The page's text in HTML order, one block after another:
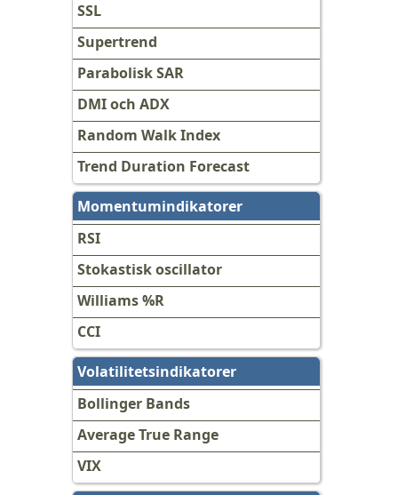
SSL
Supertrend
Parabolisk SAR
DMI och ADX
Random Walk Index
Trend Duration Forecast
Momentumindikatorer
RSI
Stokastisk oscillator
Williams %R
CCI
Volatilitetsindikatorer
Bollinger Bands
Average True Range
VIX